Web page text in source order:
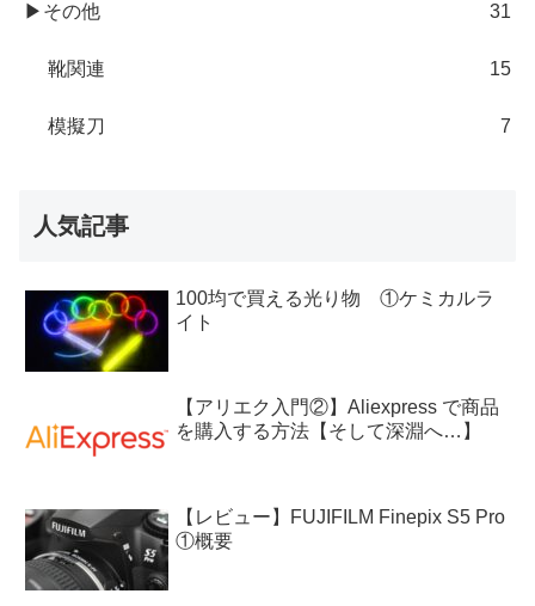
▶その他 31
靴関連 15
模擬刀 7
人気記事
100均で買える光り物 ①ケミカルラ
イト
【アリエク入門②】Aliexpress で商品
を購入する方法【そして深淵へ…】
【レビュー】FUJIFILM Finepix S5 Pro
①概要